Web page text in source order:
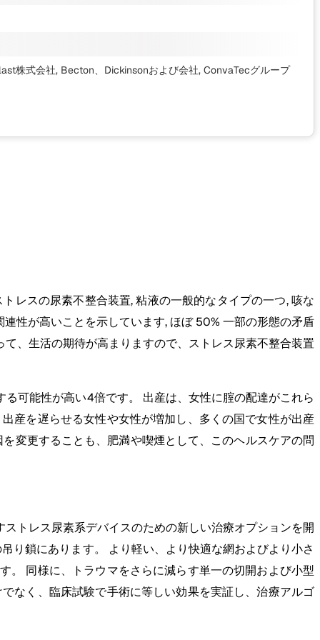
株式会社, Becton、Dickinsonおよび会社, ConvaTecグループ
レスの尿素不整合装置, 粘液の一般的なタイプの一つ, 咳な
性が高いことを示しています, ほぼ 50% 一部の形態の矛盾
、生活の期待が高まりますので、ストレス尿素不整合装置
可能性が高い4倍です。 出産は、女性に腟の配達がこれら
産を遅らせる女性や女性が増加し、多くの国で女性が出産
変更することも、肥満や喫煙として、このヘルスケアの問
トレス尿素系デバイスのための新しい治療オプションを開
り鎖にあります。 より軽い、より快適な網およびより小さ
。 同様に、トラウマをさらに減らす単一の切開および小型
なく、臨床試験で手術に等しい効果を実証し、治療アルゴ